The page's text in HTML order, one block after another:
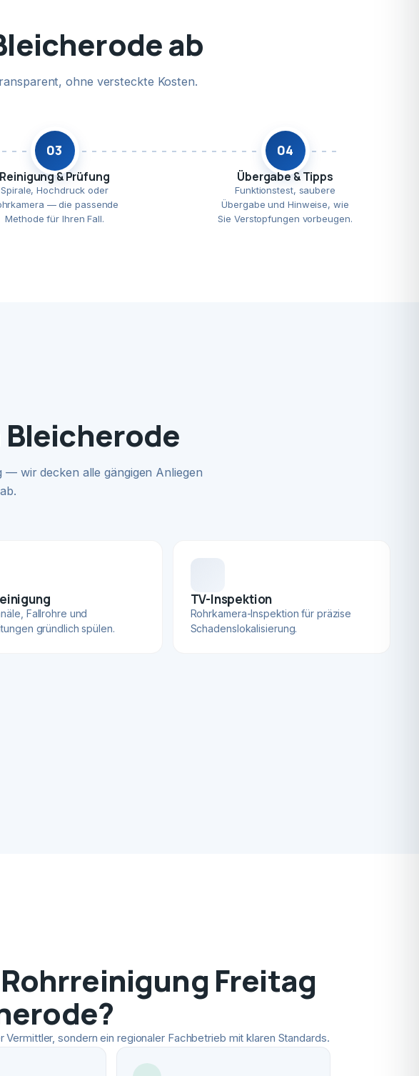
ab
ohne versteckte Kosten.
03
Reinigung & Prüfung
Spirale, Hochdruck oder
— die passende
Methode für Ihren Fall.
04
Übergabe & Tipps
Funktionstest, saubere
Übergabe und Hinweise, wie
Sie Verstopfungen vorbeugen.
wir decken alle gängigen Anliegen
Fallrohre und
gründlich spülen.
TV-Inspektion
Rohrkamera-Inspektion für präzise
Schadenslokalisierung.
Freitag
Vermittler, sondern ein regionaler Fachbetrieb mit klaren Standards.